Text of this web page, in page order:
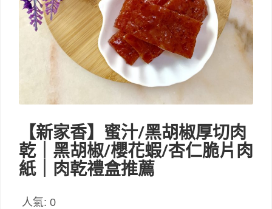
【新家香】蜜汁/黑胡椒厚切肉
乾｜黑胡椒/櫻花蝦/杏仁脆片肉
紙｜肉乾禮盒推薦
人氣: 0